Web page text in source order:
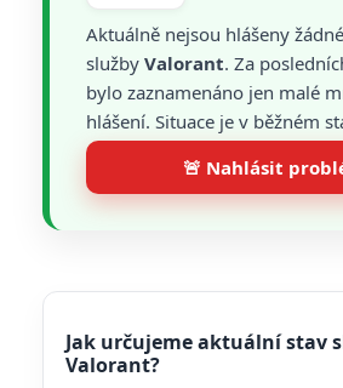
Aktuálně nejsou hlášeny
služby Valorant. Za
bylo zaznamenáno jen malé
hlášení. Situace je v běžném
🚨 Nahlásit
Jak určujeme aktuální stav
Valorant?